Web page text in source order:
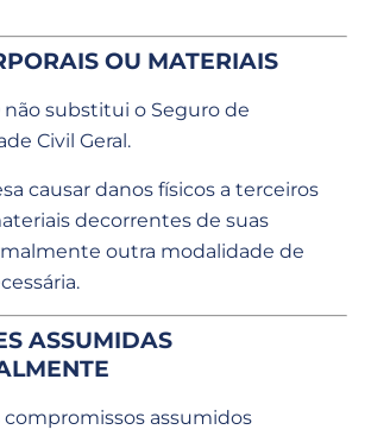
OU MATERIAIS
não substitui o Seguro de
Civil Geral.
causar danos físicos a terceiros
decorrentes de suas
outra modalidade de
ASSUMIDAS
assumidos